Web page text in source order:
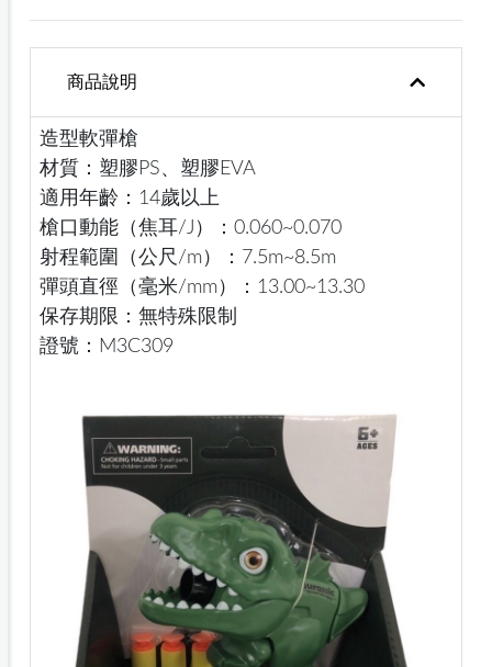
商品說明
造型軟彈槍
材質：塑膠PS、塑膠EVA
適用年齡：14歲以上
槍口動能（焦耳/J）：0.060~0.070
射程範圍（公尺/m）：7.5m~8.5m
彈頭直徑（毫米/mm）：13.00~13.30
保存期限：無特殊限制
證號：M3C309